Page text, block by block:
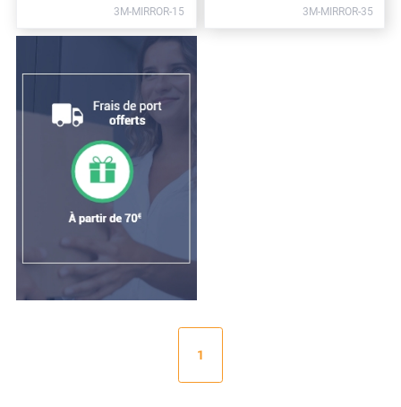
3M-MIRROR-15 3M-MIRROR-35
1